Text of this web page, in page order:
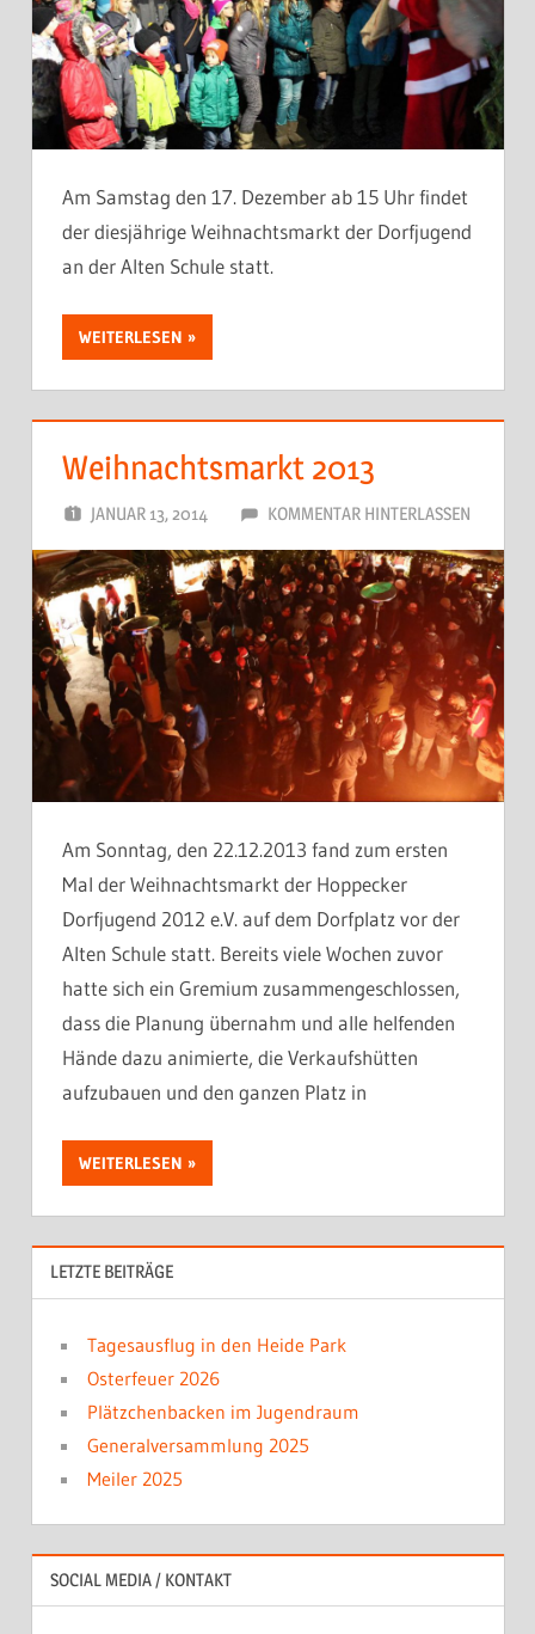
Am Samstag den 17. Dezember ab 15 Uhr findet
der diesjährige Weihnachtsmarkt der Dorfjugend
an der Alten Schule statt.
WEITERLESEN
Weihnachtsmarkt 2013
JANUAR 13, 2014 DORFJUGEND
KOMMENTAR HINTERLASSEN
Am Sonntag, den 22.12.2013 fand zum ersten
Mal der Weihnachtsmarkt der Hoppecker
Dorfjugend 2012 e.V. auf dem Dorfplatz vor der
Alten Schule statt. Bereits viele Wochen zuvor
hatte sich ein Gremium zusammengeschlossen,
dass die Planung übernahm und alle helfenden
Hände dazu animierte, die Verkaufshütten
aufzubauen und den ganzen Platz in
WEITERLESEN
LETZTE BEITRÄGE
Tagesausflug in den Heide Park
Osterfeuer 2026
Plätzchenbacken im Jugendraum
Generalversammlung 2025
Meiler 2025
SOCIAL MEDIA / KONTAKT